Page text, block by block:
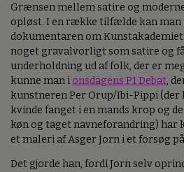
Grænsen mellem satire og
opløst. I en række tilfælde kan man
dokumentaren om
noget gravalvorligt som satire og
underholdning ud af folk, der er
kunne man i onsdagens P1 Debat,
kunstneren Per Orup/Ibi-Pippi
kvinde fanget i en mands krop og
køn og taget navneforandring) har
et maleri af Asger Jorn i et forsøg
Det gjorde han, fordi Jorn selv